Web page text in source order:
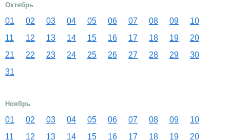
Октябрь
01 02 03 04 05 06 07 08 09
10
11
12 13 14 15 16 17 18 19
20
21
22 23 24 25 26 27 28 29
30
31
Ноябрь
01 02 03 04 05 06 07 08 09
10
11
12 13 14 15 16 17 18 19 20